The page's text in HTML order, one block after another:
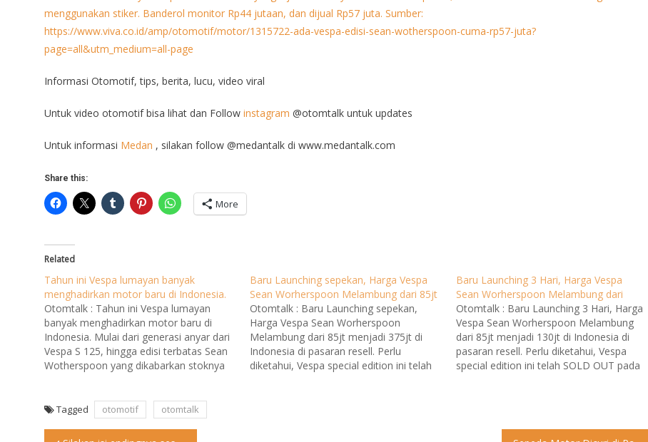
Informasi Otomotif, tips, berita, lucu, video viral
Untuk video otomotif bisa lihat dan Follow instagram @otomtalk untuk updates
Untuk informasi Medan , silakan follow @medantalk di www.medantalk.com
Share this:
More
Related
Tahun ini Vespa lumayan banyak
menghadirkan motor baru di Indonesia.
Otomtalk : Tahun ini Vespa lumayan
banyak menghadirkan motor baru di
Indonesia. Mulai dari generasi anyar dari
Vespa S 125, hingga edisi terbatas Sean
Wotherspoon yang dikabarkan stoknya
dengan harga yang tidak masuk akal.
Mereka membelinya dengan banderol…
Baru Launching sepekan, Harga Vespa
Sean Worherspoon Melambung dari 85jt
Otomtalk : Baru Launching sepekan,
Harga Vespa Sean Worherspoon
Melambung dari 85jt menjadi 375jt di
Indonesia di pasaran resell. Perlu
diketahui, Vespa special edition ini telah
Baru Launching 3 Hari, Harga Vespa
Sean Worherspoon Melambung dari
Otomtalk : Baru Launching 3 Hari, Harga
Vespa Sean Worherspoon Melambung
dari 85jt menjadi 130jt di Indonesia di
pasaran resell. Perlu diketahui, Vespa
special edition ini telah SOLD OUT pada
Tagged otomotif otomtalk